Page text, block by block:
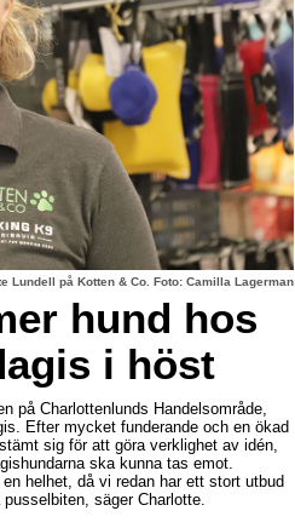
Lundell på Kotten & Co. Foto: Camilla Lagerman
hund hos
i höst
på Charlottenlunds Handelsområde,
Efter mycket funderande och en ökad
sig för att göra verklighet av idén,
ska kunna tas emot.
helhet, då vi redan har ett stort utbud
säger Charlotte.